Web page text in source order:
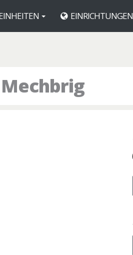
EINRICHTUNGEN